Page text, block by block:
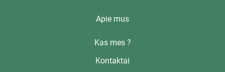
Apie mus
Kas mes ?
Kontaktai